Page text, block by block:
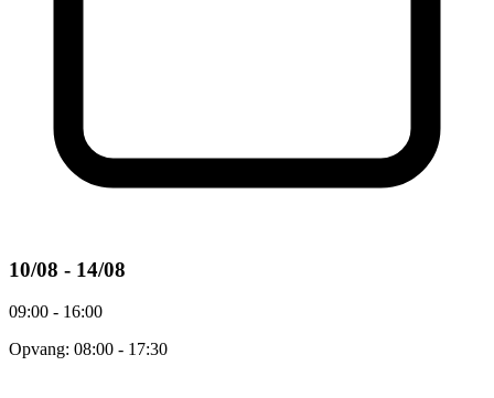
10/08 - 14/08
09:00 - 16:00
Opvang: 08:00 - 17:30